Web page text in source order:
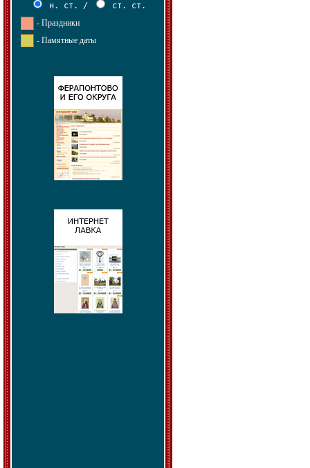
н. ст.
/
ст. ст.
- Праздники
- Памятные даты